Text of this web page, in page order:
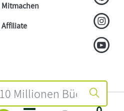
Mitmachen
Affiliate